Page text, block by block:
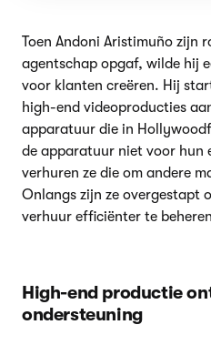
Toen Andoni Aristimuño zijn
agentschap opgaf, wilde hij
voor klanten creëren. Hij
high-end videoproducties
apparatuur die in
de apparatuur niet voor hun
verhuren ze die om andere
Onlangs zijn ze overgestapt
verhuur efficiënter te
High-end productie
ondersteuning